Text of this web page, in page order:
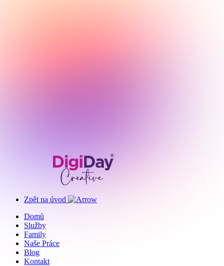
Zpět na úvod
Domů
Služby
Family
Naše Práce
Blog
Kontakt